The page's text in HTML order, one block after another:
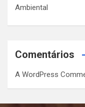
Ambiental
Comentários
A WordPress